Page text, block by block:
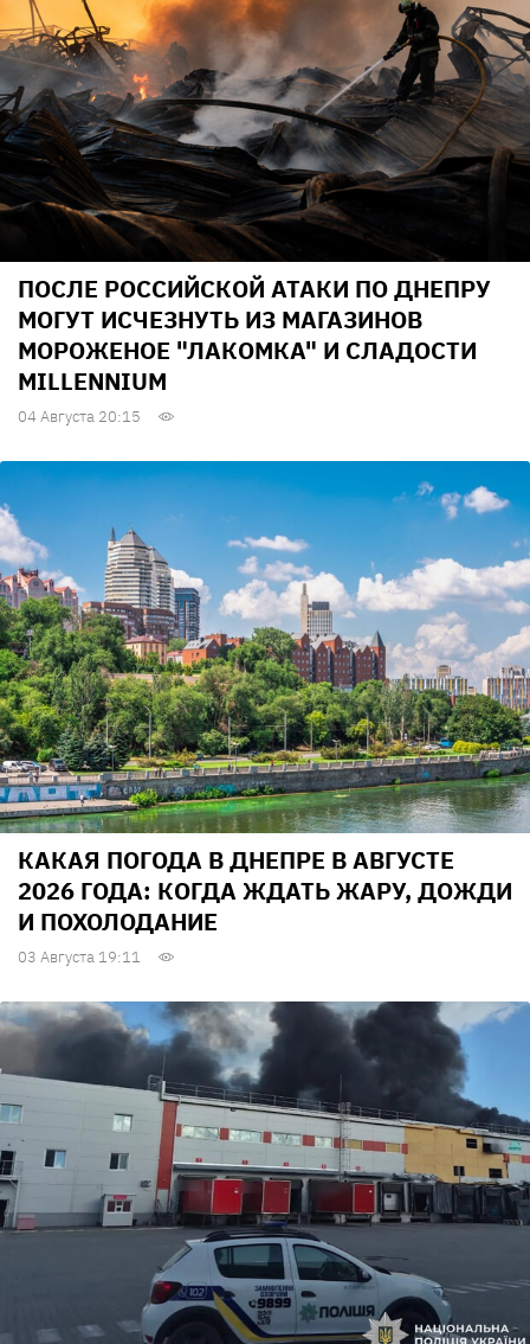
ПОСЛЕ РОССИЙСКОЙ АТАКИ ПО ДНЕПРУ
МОГУТ ИСЧЕЗНУТЬ ИЗ МАГАЗИНОВ
МОРОЖЕНОЕ "ЛАКОМКА" И СЛАДОСТИ
MILLENNIUM
04 Августа 20:15
КАКАЯ ПОГОДА В ДНЕПРЕ В АВГУСТЕ
2026 ГОДА: КОГДА ЖДАТЬ ЖАРУ, ДОЖДИ
И ПОХОЛОДАНИЕ
03 Августа 19:11